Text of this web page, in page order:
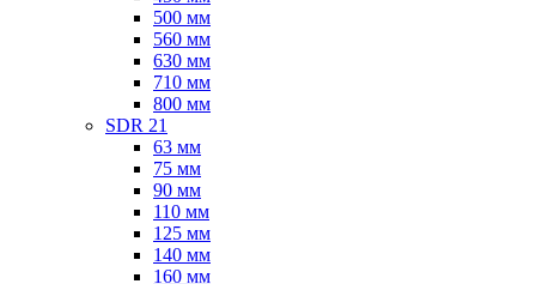
500 мм
560 мм
630 мм
710 мм
800 мм
SDR 21
63 мм
75 мм
90 мм
110 мм
125 мм
140 мм
160 мм